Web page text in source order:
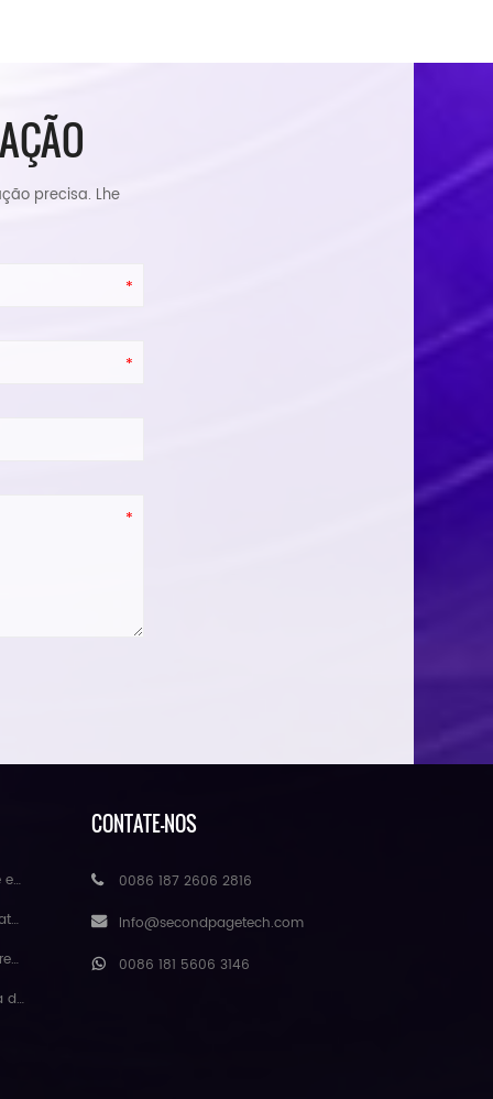
precisa. Lhe
CONTATE-NOS
0086 187 2606 2816
Info@secondpagetech.com
0086 181 5606 3146